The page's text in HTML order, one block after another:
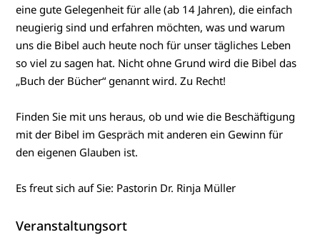
eine gute Gelegenheit für alle (ab 14 Jahren), die einfach
neugierig sind und erfahren möchten, was und warum
uns die Bibel auch heute noch für unser tägliches Leben
so viel zu sagen hat. Nicht ohne Grund wird die Bibel das
„Buch der Bücher“ genannt wird. Zu Recht!
Finden Sie mit uns heraus, ob und wie die Beschäftigung
mit der Bibel im Gespräch mit anderen ein Gewinn für
den eigenen Glauben ist.
Es freut sich auf Sie: Pastorin Dr. Rinja Müller
Veranstaltungsort